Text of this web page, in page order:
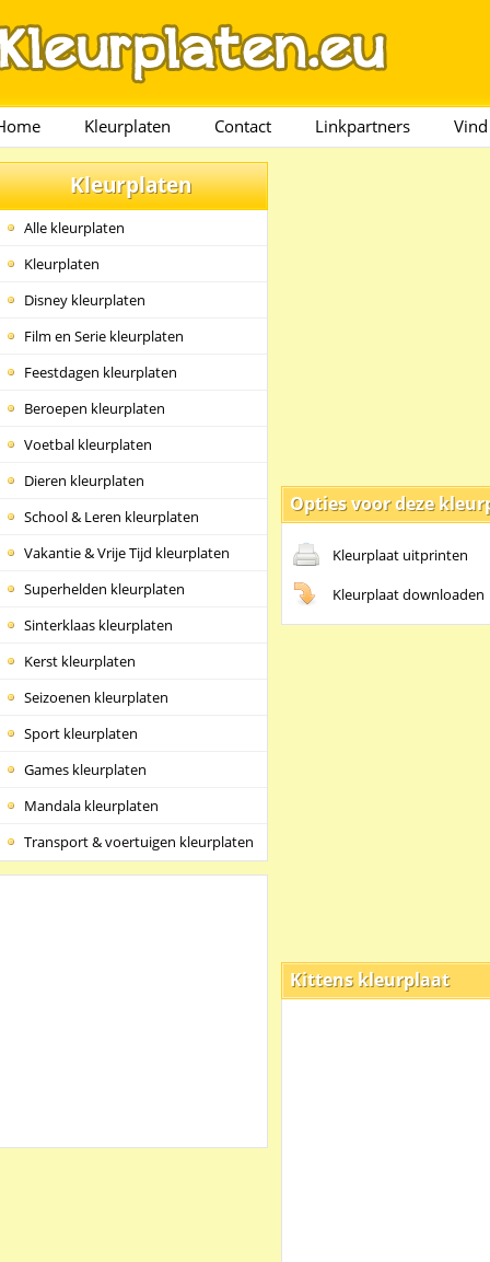
Kleurplaten Contact Linkpartners
Kleurplaten
Alle kleurplaten
Kleurplaten
Disney kleurplaten
Film en Serie kleurplaten
Feestdagen kleurplaten
Beroepen kleurplaten
Voetbal kleurplaten
Dieren kleurplaten
School & Leren kleurplaten
Vakantie & Vrije Tijd kleurplaten
Superhelden kleurplaten
Sinterklaas kleurplaten
Kerst kleurplaten
Seizoenen kleurplaten
Sport kleurplaten
Games kleurplaten
Mandala kleurplaten
Transport & voertuigen kleurplaten
Opties voor deze
Kleurplaat uitprinten
Kleurplaat downloaden
Kittens kleurplaat